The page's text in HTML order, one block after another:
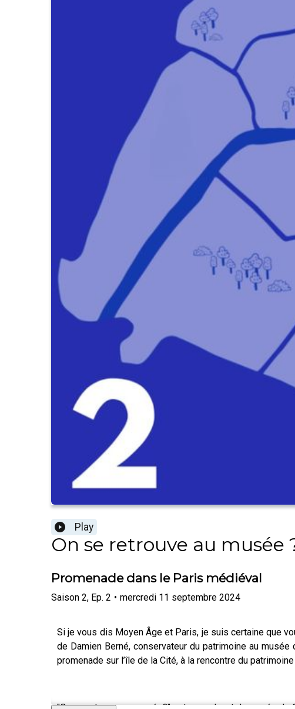
Play
On se retrouve au musée
Promenade dans le Paris médiéval
Saison 2, Ep. 2 • mercredi 11 septembre 2024
Si je vous dis Moyen Âge et Paris, je suis certaine que
de Damien Berné, conservateur du patrimoine au
promenade sur l’île de la Cité, à la rencontre du